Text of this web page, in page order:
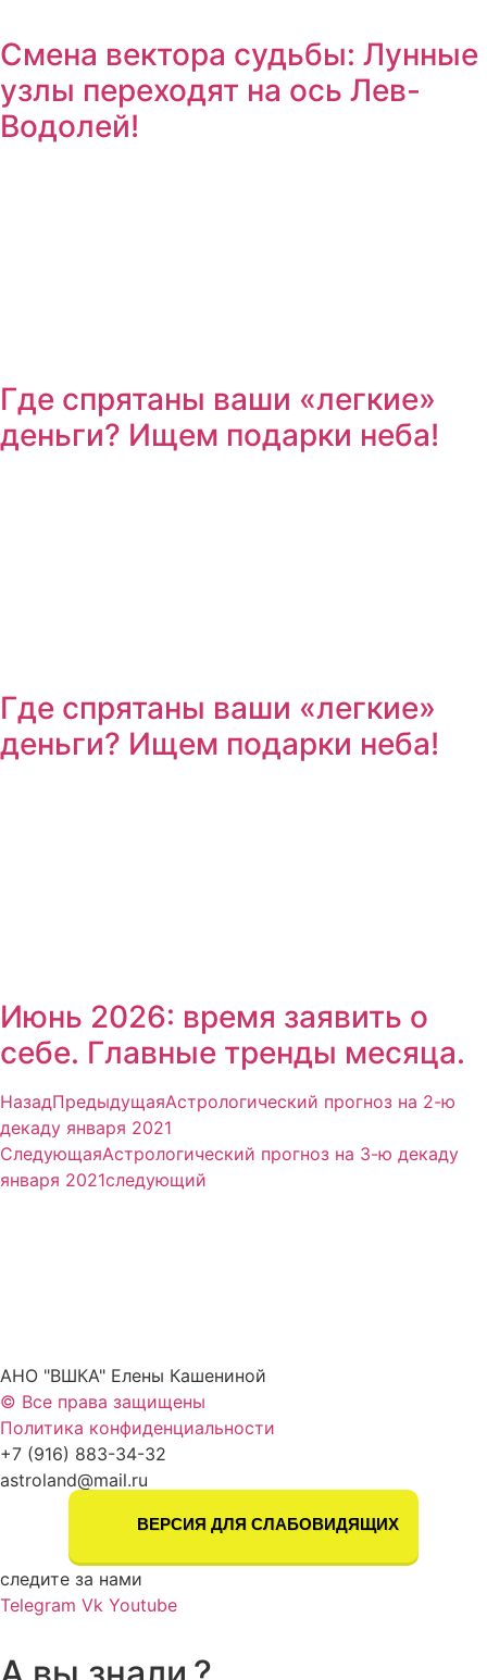
Смена вектора судьбы: Лунные
узлы переходят на ось Лев-
Водолей!
Где спрятаны ваши «легкие»
деньги? Ищем подарки неба!
Где спрятаны ваши «легкие»
деньги? Ищем подарки неба!
Июнь 2026: время заявить о
себе. Главные тренды месяца.
НазадПредыдущаяАстрологический прогноз на 2-ю
декаду января 2021
СледующаяАстрологический прогноз на 3-ю декаду
января 2021следующий
АНО "ВШКА" Елены Кашениной
© Все права защищены
Политика конфиденциальности
+7 (916) 883-34-32
astroland@mail.ru
ВЕРСИЯ ДЛЯ СЛАБОВИДЯЩИХ
следите за нами
Telegram Vk Youtube